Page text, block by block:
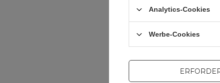
Analytics-Cookies
Werbe-Cookies